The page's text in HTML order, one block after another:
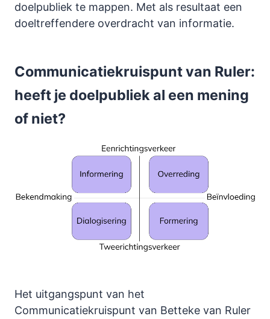
doelpubliek te mappen. Met als resultaat een
doeltreffendere overdracht van informatie.
Communicatiekruispunt van Ruler:
heeft je doelpubliek al een mening
of niet?
Het uitgangspunt van het
Communicatiekruispunt van Betteke van Ruler